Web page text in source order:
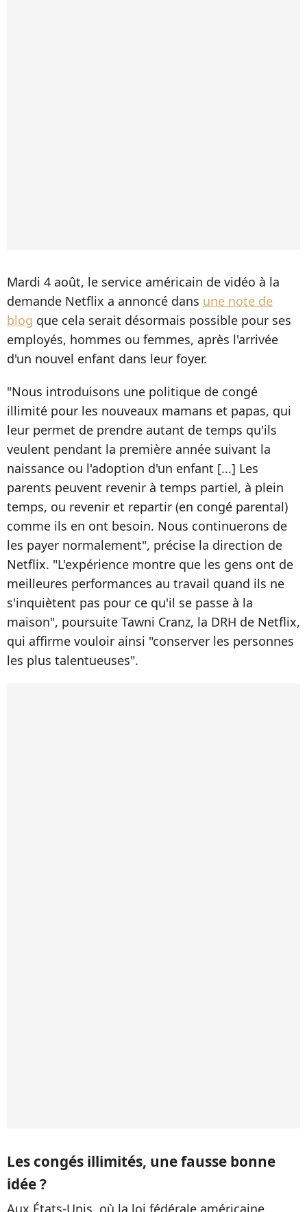
Mardi 4 août, le service américain de vidéo à la
demande Netflix a annoncé dans une note de
blog que cela serait désormais possible pour ses
employés, hommes ou femmes, après l'arrivée
d'un nouvel enfant dans leur foyer.
"Nous introduisons une politique de congé
illimité pour les nouveaux mamans et papas, qui
leur permet de prendre autant de temps qu'ils
veulent pendant la première année suivant la
naissance ou l'adoption d'un enfant [...] Les
parents peuvent revenir à temps partiel, à plein
temps, ou revenir et repartir (en congé parental)
comme ils en ont besoin. Nous continuerons de
les payer normalement", précise la direction de
Netflix. "L'expérience montre que les gens ont de
meilleures performances au travail quand ils ne
s'inquiètent pas pour ce qu'il se passe à la
maison", poursuite Tawni Cranz, la DRH de Netflix,
qui affirme vouloir ainsi "conserver les personnes
les plus talentueuses".
Les congés illimités, une fausse bonne
idée ?